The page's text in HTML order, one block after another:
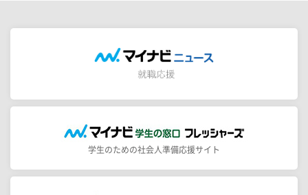
学生のための社会人準備応援サイト